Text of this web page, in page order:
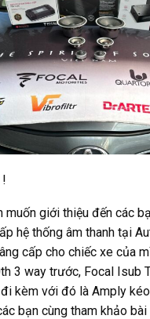
muốn giới thiệu đến các
hệ thống âm thanh tại
cấp cho chiếc xe của
3 way trước, Focal Isub
kèm với đó là Amply
bạn cùng tham khảo bài